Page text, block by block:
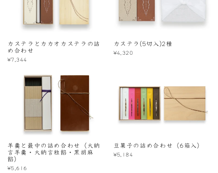
カステラとカカオカステラの詰
め合わせ
¥7,344
カステラ(5切入)2種
¥4,320
羊羹と最中の詰め合わせ（大納
言羊羹・大納言粒餡・黒胡麻
餡）
¥5,616
豆菓子の詰め合わせ（6箱入）
¥5,184